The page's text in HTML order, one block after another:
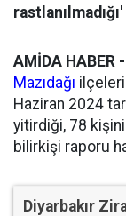
AMİDA HABER -
Mazıdağı
Haziran 2024
yitirdiği, 78
bilirkişi raporu
Diyarbakır